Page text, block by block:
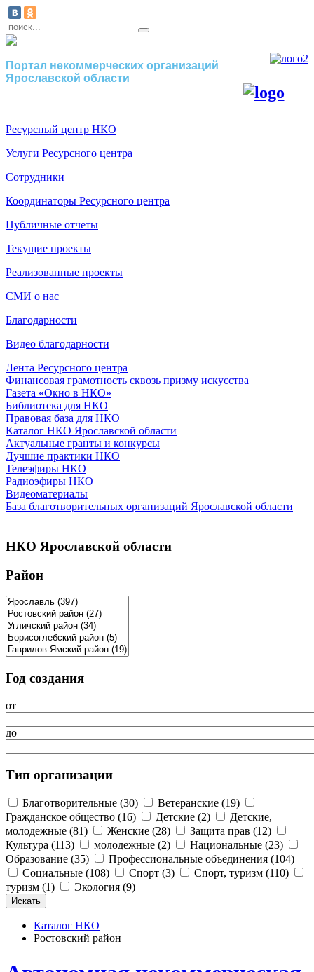
Портал некоммерческих организаций
Ярославской области
Ресурсный центр НКО
Услуги Ресурсного центра
Сотрудники
Координаторы Ресурсного центра
Публичные отчеты
Текущие проекты
Реализованные проекты
СМИ о нас
Благодарности
Видео благодарности
Лента Ресурсного центра
Финансовая грамотность сквозь призму искусства
Газета «Окно в НКО»
Библиотека для НКО
Правовая база для НКО
Каталог НКО Ярославской области
Актуальные гранты и конкурсы
Лучшие практики НКО
Телеэфиры НКО
Радиоэфиры НКО
Видеоматериалы
База благотворительных организаций Ярославской области
НКО Ярославской области
Район
Год создания
от
до
Тип организации
Благотворительные (30)
Ветеранские (19)
Гражданское общество (16)
Детские (2)
Детские,
молодежные (81)
Женские (28)
Защита прав (12)
Культура (113)
молодежные (2)
Национальные (23)
Образование (35)
Профессиональные объединения (104)
Социальные (108)
Спорт (3)
Спорт, туризм (110)
туризм (1)
Экология (9)
Каталог НКО
Ростовский район